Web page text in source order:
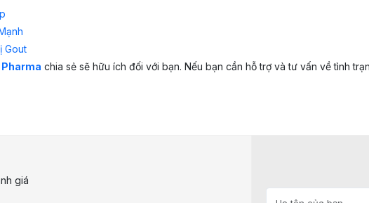
Gout
chia sẻ sẽ hữu ích đối với bạn. Nếu bạn cần hỗ trợ và tư vấn về tình
giá